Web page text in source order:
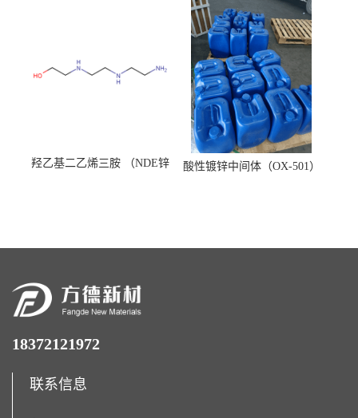
羟乙基二乙烯三胺 （NDE锌
酸性镀锌中间体（OX-501）
18372121972
联系信息